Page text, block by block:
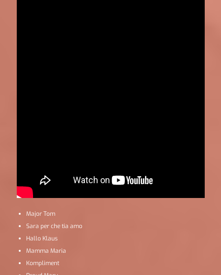
Major Tom
Sara per che tia amo
Hallo Klaus
Mamma Maria
Kompliment